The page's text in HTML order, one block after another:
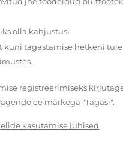
olla kahjustusi
kuni tagastamise hetkeni
registreerimiseks
märkega "Tagasi".
kasutamise juhised